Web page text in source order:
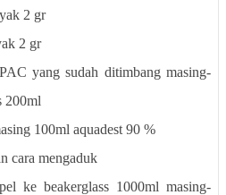
2 gr
2 gr
yang sudah ditimbang masing-
200ml
100ml aquadest 90 %
cara mengaduk
ke beakerglass 1000ml masing-